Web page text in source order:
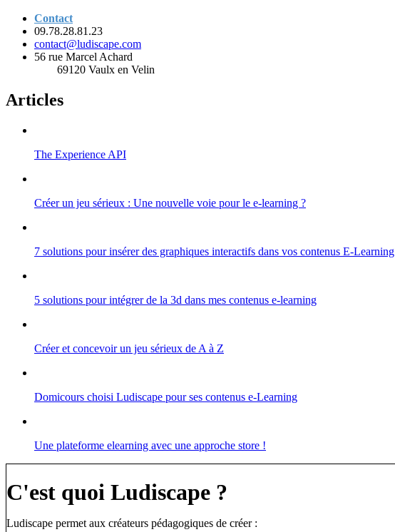
Contact
09.78.28.81.23
contact@ludiscape.com
56 rue Marcel Achard
69120 Vaulx en Velin
Articles
The Experience API
Créer un jeu sérieux : Une nouvelle voie pour le e-learning ?
7 solutions pour insérer des graphiques interactifs dans vos contenus E-Learning
5 solutions pour intégrer de la 3d dans mes contenus e-learning
Créer et concevoir un jeu sérieux de A à Z
Domicours choisi Ludiscape pour ses contenus e-Learning
Une plateforme elearning avec une approche store !
C'est quoi Ludiscape ?
Ludiscape permet aux créateurs pédagogiques de créer :